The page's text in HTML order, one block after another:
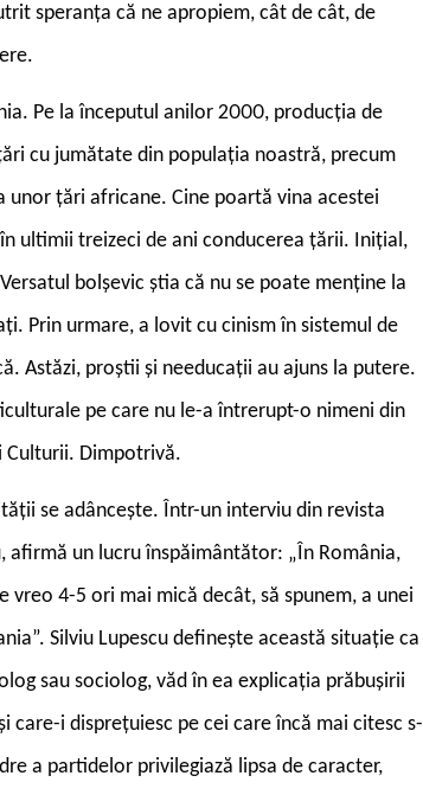
speranța că ne apropiem, cât de cât, de
Pe la începutul anilor 2000, producția de
cu jumătate din populația noastră, precum
unor țări africane. Cine poartă vina acestei
ultimii treizeci de ani conducerea țării. Inițial,
bolșevic știa că nu se poate menține la
Prin urmare, a lovit cu cinism în sistemul de
Astăzi, proștii și needucații au ajuns la putere.
pe care nu le-a întrerupt-o nimeni din
Culturii. Dimpotrivă.
se adâncește. Într-un interviu din revista
afirmă un lucru înspăimântător: „În România,
4-5 ori mai mică decât, să spunem, a unei
Silviu Lupescu definește această situație ca
sau sociolog, văd în ea explicația prăbușirii
i disprețuiesc pe cei care încă mai citesc s-
a partidelor privilegiază lipsa de caracter,